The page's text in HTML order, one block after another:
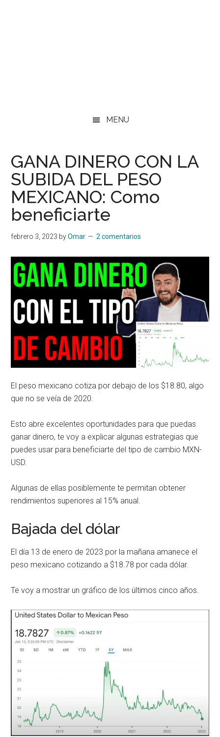
MENU
GANA DINERO CON LA
SUBIDA DEL PESO
MEXICANO: Como
beneficiarte
febrero 3, 2023 byOmar 2 comentarios
El peso mexicano cotiza por debajo de los $18.80, algo
que no se veía de 2020.
Esto abre excelentes oportunidades para que puedas
ganar dinero, te voy a explicar algunas estrategias que
puedes usar para beneficiarte del tipo de cambio MXN-
USD.
Algunas de ellas posiblemente te permitan obtener
rendimientos superiores al 15% anual.
Bajada del dólar
El día 13 de enero de 2023 por la mañana amanece el
peso mexicano cotizando a $18.78 por cada dólar.
Te voy a mostrar un gráfico de los últimos cinco años.